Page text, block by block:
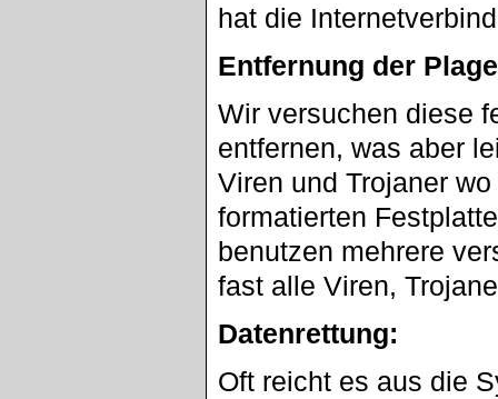
hat die
Entfernung der
Wir versuchen diese
entfernen, was aber
Viren und Trojaner
formatierten
benutzen mehrere
fast alle Viren,
Datenrettung:
Oft reicht es aus die